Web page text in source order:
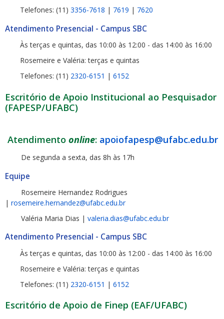
Telefones: (11) 3356-7618 | 7619 | 7620
Atendimento Presencial - Campus SBC
Às terças e quintas, das 10:00 às 12:00 - das 14:00 às 16:00
Rosemeire e Valéria: terças e quintas
Telefones: (11) 2320-6151 | 6152
Escritório de Apoio Institucional ao Pesquisador
(FAPESP/UFABC)
Atendimento online: apoiofapesp@ufabc.edu.br
De segunda a sexta, das 8h às 17h
Equipe
Rosemeire Hernandez Rodrigues
| rosemeire.hernandez@ufabc.edu.br
Valéria Maria Dias | valeria.dias@ufabc.edu.br
Atendimento Presencial - Campus SBC
Às terças e quintas, das 10:00 às 12:00 - das 14:00 às 16:00
Rosemeire e Valéria: terças e quintas
Telefones: (11) 2320-6151 | 6152
Escritório de Apoio de Finep (EAF/UFABC)